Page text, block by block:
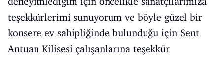
teşekkürlerimi sunuyorum ve böyle güzel bir
konsere ev sahipliğinde bulunduğu için Sent
Antuan Kilisesi çalışanlarına teşekkür